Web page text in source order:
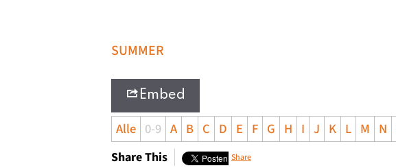
SUMMER
Embed
Alle 0-9 A B C D E F G H I J K L M N
Share This Share